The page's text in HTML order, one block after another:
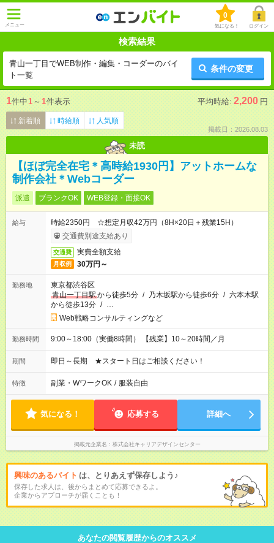
メニュー
0
気になる！ ログイン
検索結果
青山一丁目でWEB制作・編集・コーダーのバイ
ト一覧
条件の変更
1件中1 ～ 1件表示 平均時給: 2,200 円
新着順 時給順 人気順
掲載日：2026.08.03
未読
【ほぼ完全在宅＊高時給1930円】アットホームな
制作会社＊Webコーダー
派遣 ブランクOK WEB登録・面接OK
給与
時給2350円 ☆想定月収42万円（8H×20日＋残業15H）
交通費別途支給あり
交通費 実費全額支給
月収例 30万円～
勤務地
東京都渋谷区
青山一丁目駅から徒歩5分 / 乃木坂駅から徒歩6分 / 六本木駅
から徒歩13分 / …
Web戦略コンサルティングなど
勤務時間 9:00～18:00（実働8時間） 【残業】10～20時間／月
期間 即日～長期 ★スタート日はご相談ください！
特徴 副業・WワークOK / 服装自由
気になる！ 応募する 詳細へ
掲載元企業名 株式会社キャリアデザインセンター
興味のあるバイト は、とりあえず保存しよう♪
保存した求人は、後からまとめて応募できるよ。
企業からアプローチが届くことも！
あなたの閲覧履歴からのオススメ